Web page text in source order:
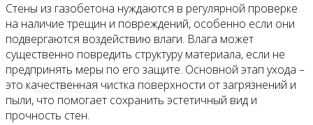
Главная
Все новости
Стены из газобетона нуждаются в регулярной проверке
на наличие трещин и повреждений, особенно если они
подвергаются воздействию влаги. Влага может
существенно повредить структуру материала, если не
предпринять меры по его защите. Основной этап ухода –
это качественная чистка поверхности от загрязнений и
пыли, что помогает сохранить эстетичный вид и
прочность стен.